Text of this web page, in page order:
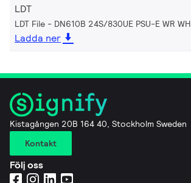
LDT
LDT File - DN610B 24S/830UE PSU-E WR WH
Ladda ner
Kistagången 20B 164 40, Stockholm Sweden
Kontakt
Följ oss